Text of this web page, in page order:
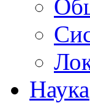
Наука